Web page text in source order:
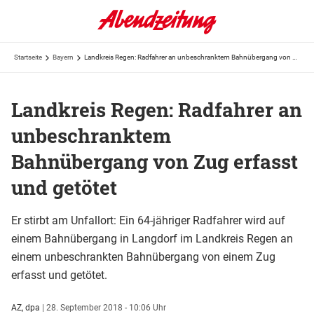
Startseite Bayern
Landkreis Regen: Radfahrer an
unbeschranktem
Bahnübergang von Zug erfasst
und getötet
Er stirbt am Unfallort: Ein 64-jähriger Radfahrer wird auf
einem Bahnübergang in Langdorf im Landkreis Regen an
einem unbeschrankten Bahnübergang von einem Zug
erfasst und getötet.
AZ, dpa | 28. September 2018 - 10:06 Uhr